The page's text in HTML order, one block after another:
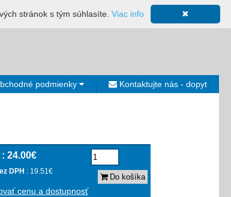
Mapa stránky Výkup ložísk Neplatiči
podmienky Kontaktujte nás - dopyt
24.00€
DPH : 19.51€
Do košíka
cenu a dostupnosť
✖
stránok s tým súhlasíte. Viac info